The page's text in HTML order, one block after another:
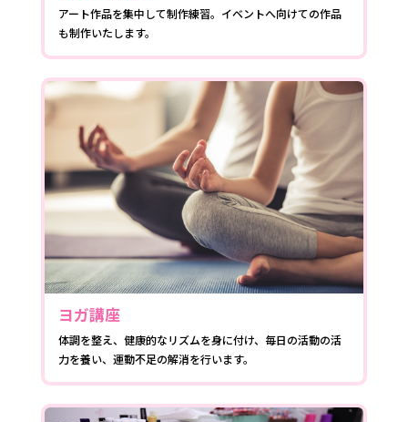
アート作品を集中して制作練習。イベントへ向けての作品
も制作いたします。
ヨガ講座
体調を整え、健康的なリズムを身に付け、毎日の活動の活
力を養い、運動不足の解消を行います。